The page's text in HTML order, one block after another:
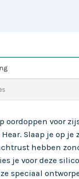
oordoppen voor
Slaap je op je
hebben
je voor deze
speciaal